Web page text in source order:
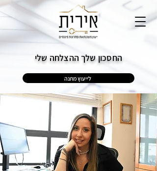
החסכון שלך ההצלחה שלי
לייעוץ מתנה